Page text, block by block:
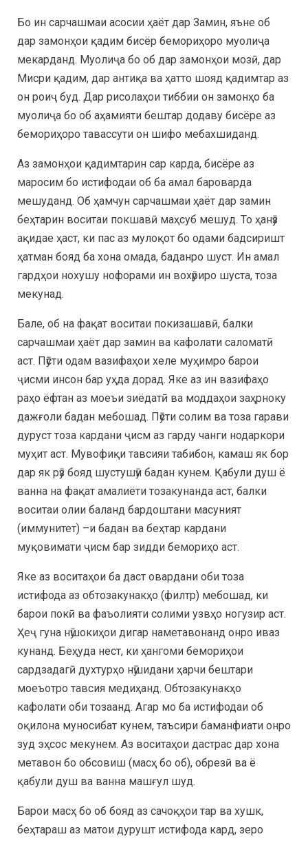
Бо ин сарчашмаи асосии ҳаёт дар Замин, яъне об
дар замонҳои қадим бисёр бемориҳоро муолиҷа
мекарданд. Муолиҷа бо об дар замонҳои мозӣ, дар
Мисри қадим, дар антиқа ва ҳатто шояд қадимтар аз
он роиҷ буд. Дар рисолаҳои тиббии он замонҳо ба
муолиҷа бо об аҳамияти бештар додаву бисёре аз
бемориҳоро тавассути он шифо мебахшиданд.
Аз замонҳои қадимтарин сар карда, бисёре аз
маросим бо истифодаи об ба амал бароварда
мешуданд. Об ҳамчун сарчашмаи ҳаёт дар замин
беҳтарин воситаи покшавӣ маҳсуб мешуд. То ҳанӯз
ақидае ҳаст, ки пас аз мулоқот бо одами бадсиришт
ҳатман бояд ба хона омада, баданро шуст. Ин амал
гардҳои нохушу нофорами ин вохӯриро шуста, тоза
мекунад.
Бале, об на фақат воситаи покизашавӣ, балки
сарчашмаи ҳаёт дар замин ва кафолати саломатӣ
аст. Пӯсти одам вазифаҳои хеле муҳимро барои
ҷисми инсон бар уҳда дорад. Яке аз ин вазифаҳо
раҳо ёфтан аз моеъи зиёдатӣ ва моддаҳои заҳрноку
дажғоли бадан мебошад. Пӯсти солим ва тоза гарави
дуруст тоза кардани ҷисм аз гарду чанги нодаркори
муҳит аст. Мувофиқи тавсияи табибон, камаш як бор
дар як рӯз бояд шустушӯи бадан кунем. Қабули душ ё
ванна на фақат амалиёти тозакунанда аст, балки
воситаи олии баланд бардоштани масуният
(иммунитет) –и бадан ва беҳтар кардани
муқовимати ҷисм бар зидди бемориҳо аст.
Яке аз воситаҳои ба даст овардани оби тоза
истифода аз обтозакунакҳо (филтр) мебошад, ки
барои покӣ ва фаъолияти солими узвҳо ногузир аст.
Ҳеҷ гуна нӯшокиҳои дигар наметавонанд онро иваз
кунанд. Беҳуда нест, ки ҳангоми бемориҳои
сардзадагӣ духтурҳо нӯшидани ҳарчи бештари
моеъотро тавсия медиҳанд. Обтозакунакҳо
кафолати оби тозаанд. Агар мо ба истифодаи об
оқилона муносибат кунем, таъсири баманфиати онро
зуд эҳсос мекунем. Аз воситаҳои дастрас дар хона
метавон бо обсовиш (масҳ бо об), обрезӣ ва ё
қабули душ ва ванна машғул шуд.
Барои масҳ бо об бояд аз сачоқҳои тар ва хушк,
беҳтараш аз матои дурушт истифода кард, зеро